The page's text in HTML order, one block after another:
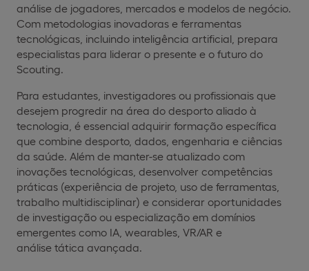
análise de jogadores, mercados e modelos de negócio.
Com metodologias inovadoras e ferramentas
tecnológicas, incluindo inteligência artificial, prepara
especialistas para liderar o presente e o futuro do
Scouting.
Para estudantes, investigadores ou profissionais que
desejem progredir na área do desporto aliado à
tecnologia, é essencial adquirir formação específica
que combine desporto, dados, engenharia e ciências
da saúde. Além de manter-se atualizado com
inovações tecnológicas, desenvolver competências
práticas (experiência de projeto, uso de ferramentas,
trabalho multidisciplinar) e considerar oportunidades
de investigação ou especialização em domínios
emergentes como IA, wearables, VR/AR e
análise tática avançada.